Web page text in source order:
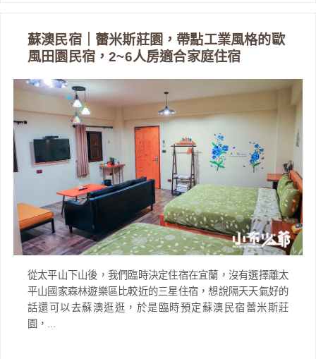
蘇澳民宿｜蕾米斯莊園，帶點工業風格的歐
風田園民宿，2~6人房適合家庭住宿
從太平山下山後，我們臨時決定住宿在宜蘭，沒有選擇離太
平山國家森林遊樂區比較近的三星住宿，想說隔天天氣好的
話還可以去蘇澳逛逛，於是臨時預定蘇澳民宿蕾米斯莊
園，...